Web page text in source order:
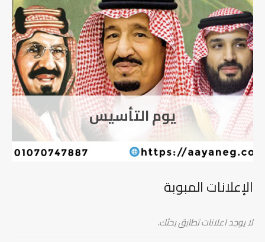
يوم التأسيس
الإعلانات المبوبة
لا يوجد اعلانات تطابق بحثك.